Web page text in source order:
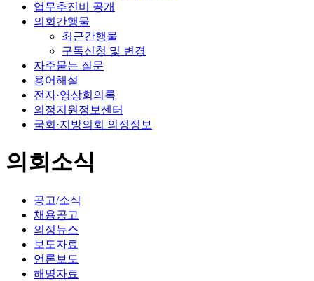
업무추진비 공개
의회간행물
최근간행물
구독신청 및 변경
자주묻는 질문
용어해설
전자·영상회의록
의정지원정보센터
국회·지방의회 의정정보
의회소식
공고/소식
채용공고
의정뉴스
보도자료
언론보도
해명자료